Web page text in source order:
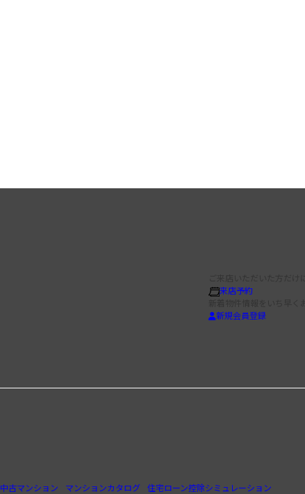
来店予約
新規会員登録
中古マンション マンションカタログ 住宅ローン控除シミュレーション